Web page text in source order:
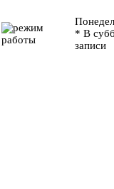
* В
записи